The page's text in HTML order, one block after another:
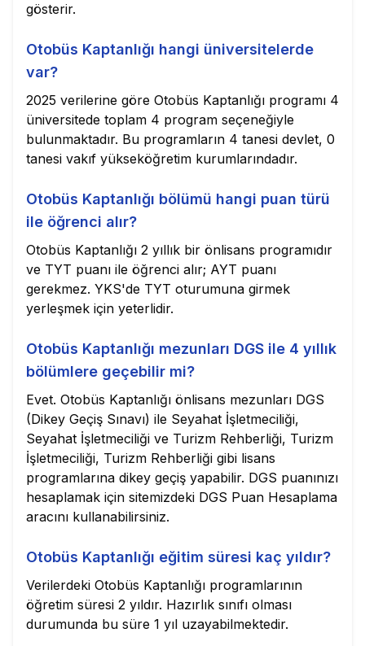
gösterir.
Otobüs Kaptanlığı hangi üniversitelerde
var?
2025 verilerine göre Otobüs Kaptanlığı programı 4
üniversitede toplam 4 program seçeneğiyle
bulunmaktadır. Bu programların 4 tanesi devlet, 0
tanesi vakıf yükseköğretim kurumlarındadır.
Otobüs Kaptanlığı bölümü hangi puan türü
ile öğrenci alır?
Otobüs Kaptanlığı 2 yıllık bir önlisans programıdır
ve TYT puanı ile öğrenci alır; AYT puanı
gerekmez. YKS'de TYT oturumuna girmek
yerleşmek için yeterlidir.
Otobüs Kaptanlığı mezunları DGS ile 4 yıllık
bölümlere geçebilir mi?
Evet. Otobüs Kaptanlığı önlisans mezunları DGS
(Dikey Geçiş Sınavı) ile Seyahat İşletmeciliği,
Seyahat İşletmeciliği ve Turizm Rehberliği, Turizm
İşletmeciliği, Turizm Rehberliği gibi lisans
programlarına dikey geçiş yapabilir. DGS puanınızı
hesaplamak için sitemizdeki DGS Puan Hesaplama
aracını kullanabilirsiniz.
Otobüs Kaptanlığı eğitim süresi kaç yıldır?
Verilerdeki Otobüs Kaptanlığı programlarının
öğretim süresi 2 yıldır. Hazırlık sınıfı olması
durumunda bu süre 1 yıl uzayabilmektedir.